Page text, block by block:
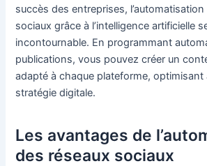
succès des entreprises,
sociaux grâce à l’intelligence artificielle
incontournable. En programmant
publications, vous pouvez créer un
adapté à chaque plateforme, optimisant
stratégie digitale.
Les avantages de
des réseaux sociaux